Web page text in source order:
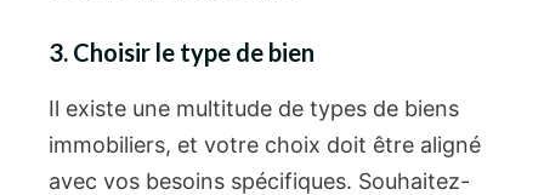
3. Choisir le type de bien
Il existe une multitude de types de biens
immobiliers, et votre choix doit être aligné
avec vos besoins spécifiques. Souhaitez-